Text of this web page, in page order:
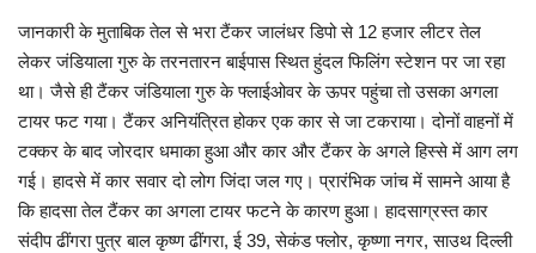
धर्म
करियर
राशिफल
खेल
जानकारी के मुताबिक तेल से भरा टैंकर जालंधर डिपो से 12 हजार लीटर तेल
लेकर जंडियाला गुरु के तरनतारन बाईपास स्थित हुंदल फिलिंग स्टेशन पर जा रहा
था। जैसे ही टैंकर जंडियाला गुरु के फ्लाईओवर के ऊपर पहुंचा तो उसका अगला
टायर फट गया। टैंकर अनियंत्रित होकर एक कार से जा टकराया। दोनों वाहनों में
टक्कर के बाद जोरदार धमाका हुआ और कार और टैंकर के अगले हिस्से में आग लग
गई। हादसे में कार सवार दो लोग जिंदा जल गए। प्रारंभिक जांच में सामने आया है
कि हादसा तेल टैंकर का अगला टायर फटने के कारण हुआ। हादसाग्रस्त कार
संदीप ढींगरा पुत्र बाल कृष्ण ढींगरा, ई 39, सेकंड फ्लोर, कृष्णा नगर, साउथ दिल्ली